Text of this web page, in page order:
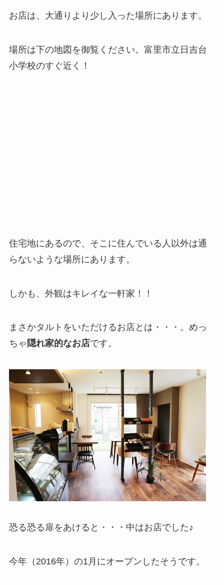
お店は、大通りより少し入った場所にあります。
場所は下の地図を御覧ください。富里市立日吉台
小学校のすぐ近く！
住宅地にあるので、そこに住んでいる人以外は通
らないような場所にあります。
しかも、外観はキレイな一軒家！！
まさかタルトをいただけるお店とは・・・。めっ
ちゃ 隠れ家的なお店です。
恐る恐る扉をあけると・・・中はお店でした♪
今年（2016年）の1月にオープンしたそうです。